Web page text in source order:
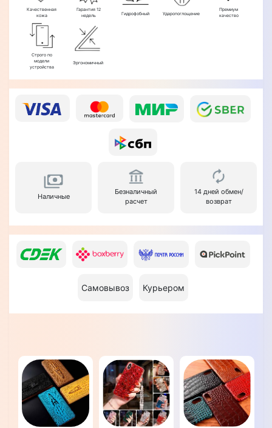
Качественная
кожа
Гарантия 12
недель
Гидрофобный Ударопоглощение
Премиум
качество
Строго по
модели
устройства
Эргономичный
Наличные
Безналичный
расчет
14 дней обмен/
возврат
Самовывоз Курьером